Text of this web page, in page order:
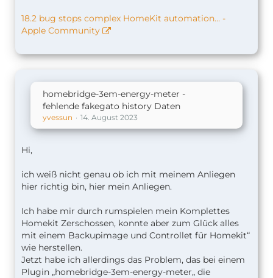
18.2 bug stops complex HomeKit automation… -
Apple Community
homebridge-3em-energy-meter -
fehlende fakegato history Daten
yvessun 14. August 2023
Hi,
ich weiß nicht genau ob ich mit meinem Anliegen
hier richtig bin, hier mein Anliegen.
Ich habe mir durch rumspielen mein Komplettes
Homekit Zerschossen, konnte aber zum Glück alles
mit einem Backupimage und Controllet für Homekit“
wie herstellen.
Jetzt habe ich allerdings das Problem, das bei einem
Plugin „homebridge-3em-energy-meter„ die